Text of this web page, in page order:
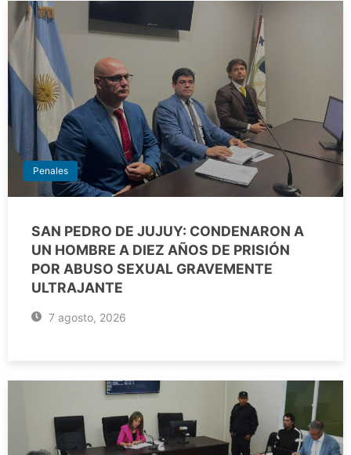
Penales
SAN PEDRO DE JUJUY: CONDENARON A
UN HOMBRE A DIEZ AÑOS DE PRISIÓN
POR ABUSO SEXUAL GRAVEMENTE
ULTRAJANTE
7 agosto, 2026